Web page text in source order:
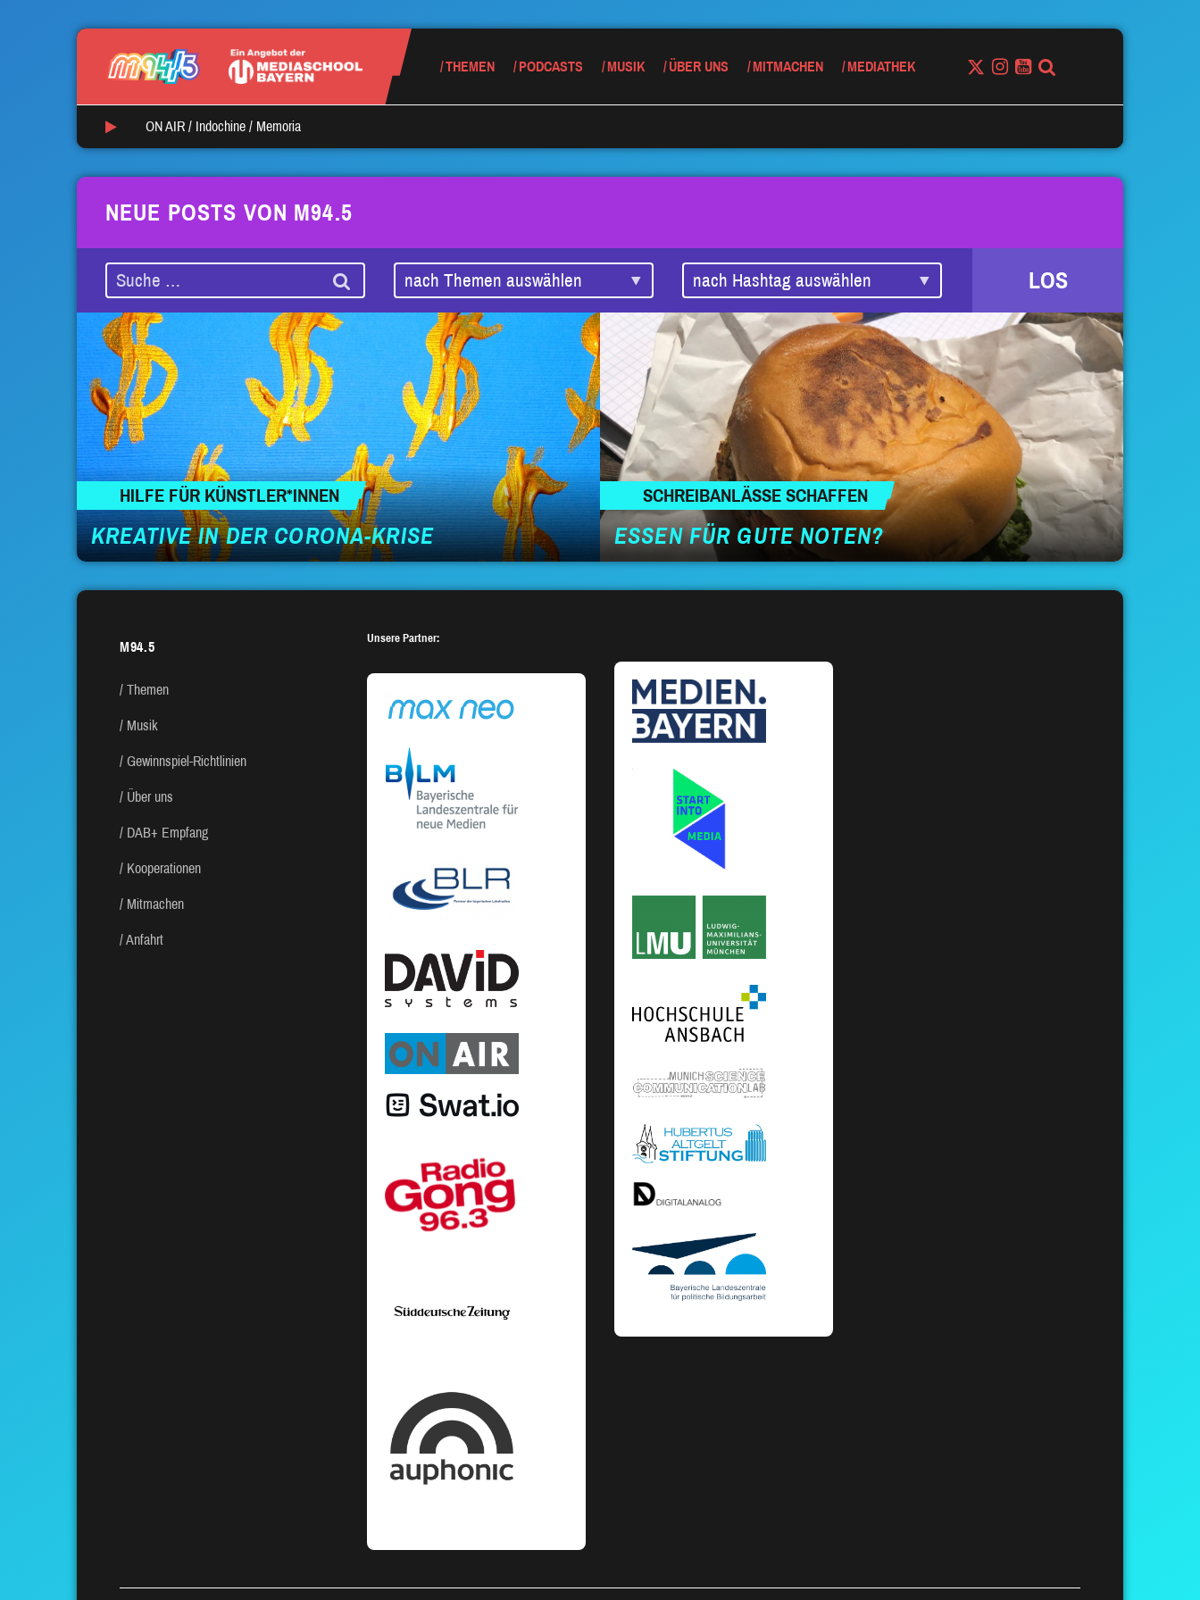
THEMEN PODCASTS MUSIK ÜBER UNS MITMACHEN MEDIATHEK
ON AIR / Indochine / Memoria
NEUE POSTS VON M94.5
LOS
HILFE FÜR KÜNSTLER*INNEN
KREATIVE IN DER CORONA-KRISE
SCHREIBANLÄSSE SCHAFFEN
ESSEN FÜR GUTE NOTEN?
M94.5
Themen
Musik
Gewinnspiel-Richtlinien
Über uns
DAB+ Empfang
Kooperationen
Mitmachen
Anfahrt
Unsere Partner: